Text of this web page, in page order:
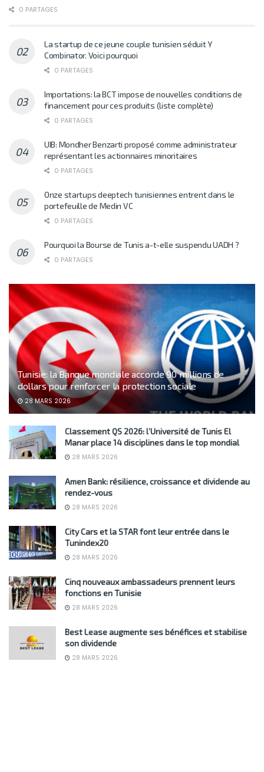
0 PARTAGES
La startup de ce jeune couple tunisien séduit Y
Combinator. Voici pourquoi
0 PARTAGES
Importations: la BCT impose de nouvelles conditions de
financement pour ces produits (liste complète)
0 PARTAGES
UIB: Mondher Benzarti proposé comme administrateur
représentant les actionnaires minoritaires
0 PARTAGES
Onze startups deeptech tunisiennes entrent dans le
portefeuille de Medin VC
0 PARTAGES
Pourquoi la Bourse de Tunis a-t-elle suspendu UADH ?
0 PARTAGES
Tunisie: la Banque mondiale accorde 90 millions de
dollars pour renforcer la protection sociale
28 MARS 2026
Classement QS 2026: l’Université de Tunis El
Manar place 14 disciplines dans le top mondial
28 MARS 2026
Amen Bank: résilience, croissance et dividende au
rendez-vous
28 MARS 2026
City Cars et la STAR font leur entrée dans le
Tunindex20
28 MARS 2026
Cinq nouveaux ambassadeurs prennent leurs
fonctions en Tunisie
28 MARS 2026
Best Lease augmente ses bénéfices et stabilise
son dividende
28 MARS 2026